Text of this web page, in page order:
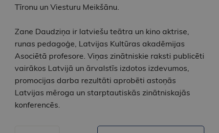
Tīronu un Viesturu Meikšānu.
Zane Daudziņa ir latviešu teātra un kino aktrise,
runas pedagoģe, Latvijas Kultūras akadēmijas
Asociētā profesore. Viņas zinātniskie raksti publicēti
vairākos Latvijā un ārvalstīs izdotos izdevumos,
promocijas darba rezultāti aprobēti astoņās
Latvijas mēroga un starptautiskās zinātniskajās
konferencēs.